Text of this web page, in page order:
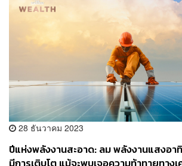
28 ธันวาคม 2023
ปีแห่งพลังงานสะอาด: ลม พลังงานแสงอา